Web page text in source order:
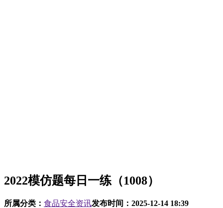
2022模仿题每日一练（1008）
所属分类： 食品安全资讯发布时间： 2025-12-14 18:39